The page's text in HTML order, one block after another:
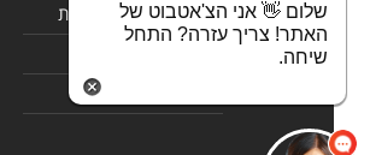
לימודי מחשבים ורשתות
שלום 👋 אני הצ'אטבוט של
האתר! צריך עזרה? התחל
שיחה.